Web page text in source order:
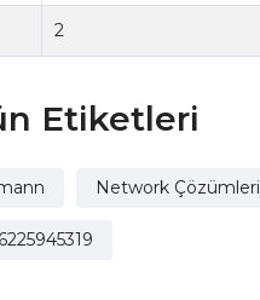
2
Etiketleri
Network Çözümleri